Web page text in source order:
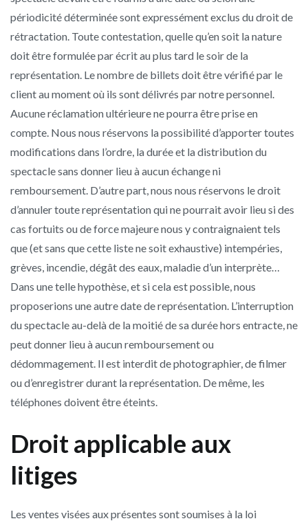
périodicité déterminée sont expressément exclus du droit de
rétractation. Toute contestation, quelle qu’en soit la nature
doit être formulée par écrit au plus tard le soir de la
représentation. Le nombre de billets doit être vérifié par le
client au moment où ils sont délivrés par notre personnel.
Aucune réclamation ultérieure ne pourra être prise en
compte. Nous nous réservons la possibilité d’apporter toutes
modifications dans l’ordre, la durée et la distribution du
spectacle sans donner lieu à aucun échange ni
remboursement. D’autre part, nous nous réservons le droit
d’annuler toute représentation qui ne pourrait avoir lieu si des
cas fortuits ou de force majeure nous y contraignaient tels
que (et sans que cette liste ne soit exhaustive) intempéries,
grèves, incendie, dégât des eaux, maladie d’un interprète…
Dans une telle hypothèse, et si cela est possible, nous
proposerions une autre date de représentation. L’interruption
du spectacle au-delà de la moitié de sa durée hors entracte, ne
peut donner lieu à aucun remboursement ou
dédommagement. Il est interdit de photographier, de filmer
ou d’enregistrer durant la représentation. De même, les
téléphones doivent être éteints.
Droit applicable aux
litiges
Les ventes visées aux présentes sont soumises à la loi